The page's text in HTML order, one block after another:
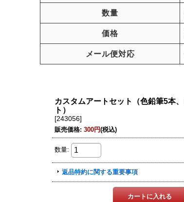
数量
価格
メール便対応